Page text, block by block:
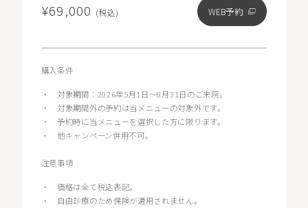
¥69,000 (税込) WEB予約
購入条件
・ 対象期間：2026年5月1日〜8月31日のご来院。
・ 対象期間外の予約は当メニューの対象外です。
・予約時に当メニューを選択した方に限ります。
・他キャンペーン併用不可。
注意事項
・価格は全て税込表記。
・
自由診療のため保険が適用されません。